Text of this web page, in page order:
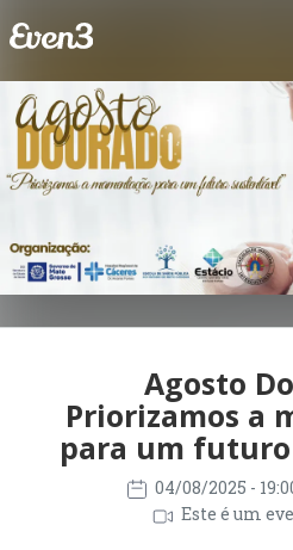
Agosto
Priorizamos a
para um
04/08/2025 -
Este é um